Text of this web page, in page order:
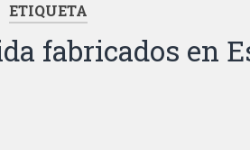
ETIQUETA
fabricados en